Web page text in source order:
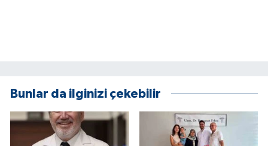
Bunlar da ilginizi çekebilir